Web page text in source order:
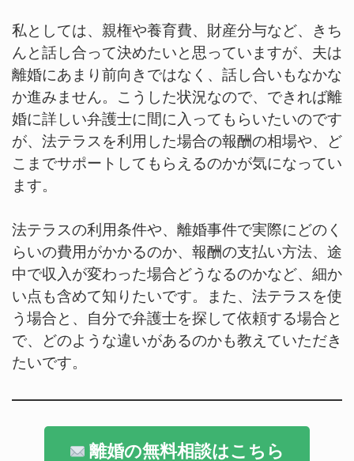
私としては、親権や養育費、財産分与など、きち
んと話し合って決めたいと思っていますが、夫は
離婚にあまり前向きではなく、話し合いもなかな
か進みません。こうした状況なので、できれば離
婚に詳しい弁護士に間に入ってもらいたいのです
が、法テラスを利用した場合の報酬の相場や、ど
こまでサポートしてもらえるのかが気になってい
ます。
法テラスの利用条件や、離婚事件で実際にどのく
らいの費用がかかるのか、報酬の支払い方法、途
中で収入が変わった場合どうなるのかなど、細か
い点も含めて知りたいです。また、法テラスを使
う場合と、自分で弁護士を探して依頼する場合と
で、どのような違いがあるのかも教えていただき
たいです。
離婚の無料相談はこちら